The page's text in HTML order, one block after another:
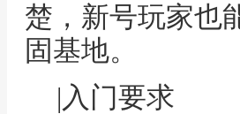
楚，新号玩家也
固基地。
|入门要求